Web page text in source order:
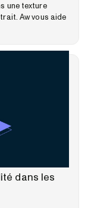
une texture
Aw vous aide
dans les